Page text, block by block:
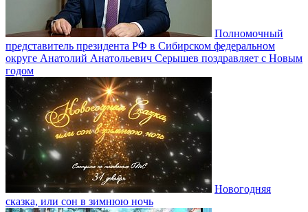
Полномочный
представитель президента РФ в Сибирском федеральном
округе Анатолий Анатольевич Серышев поздравляет с Новым
годом
Новогодняя
сказка, или сон в зимнюю ночь